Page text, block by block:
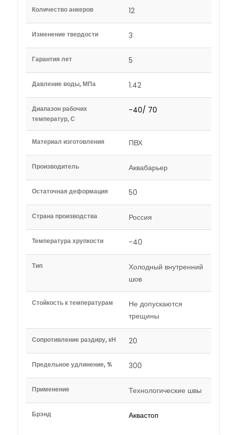
Количество анкеров 12
Изменение твердости 3
Гарантия лет 5
Давление воды, МПа 1.42
Диапазон рабочих
температур, С
-40/ 70
Материал изготовления ПВХ
Производитель Аквабарьер
Остаточная деформация 50
Страна производства Россия
Температура хрупкости -40
Тип
Холодный внутренний
шов
Стойкость к температурам
Не допускаются
трещины
Сопротивление раздиру, кН 20
Предельное удлинение, % 300
Применение Технологические швы
Брэнд Аквастоп